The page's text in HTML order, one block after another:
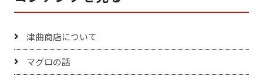
津曲商店について
マグロの話